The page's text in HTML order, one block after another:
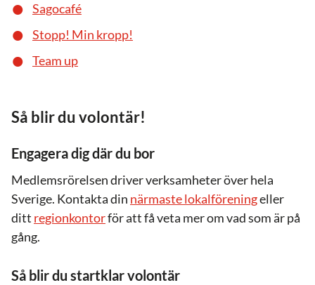
Sagocafé
Stopp! Min kropp!
Team up
Så blir du volontär!
Engagera dig där du bor
Medlemsrörelsen driver verksamheter över hela
Sverige. Kontakta din närmaste lokalföreningeller
ditt regionkontorför att få veta mer om vad som är på
gång.
Så blir du startklar volontär